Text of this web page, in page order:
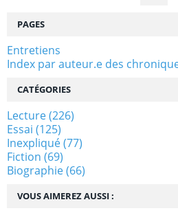
VOUS AIMEREZ AUSSI :
PAGES
Entretiens
Index par auteur.e des
CATÉGORIES
Lecture(226)
Essai (125)
Inexpliqué(77)
Fiction (69)
Biographie(66)